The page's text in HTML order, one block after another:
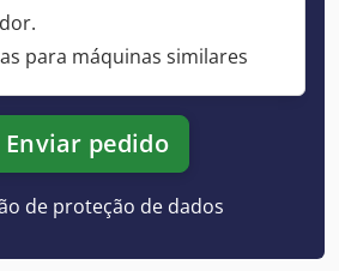
para máquinas similares
Enviar pedido
de proteção de dados